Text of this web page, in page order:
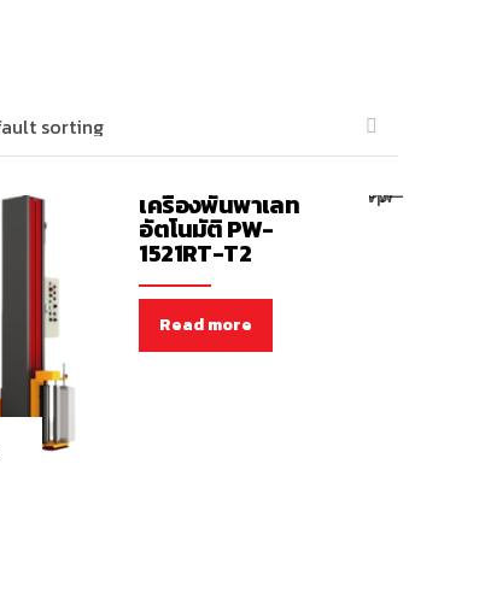
เครื่องพันพาเลท
อัตโนมัติ PW-
1521RT-T2
Read more